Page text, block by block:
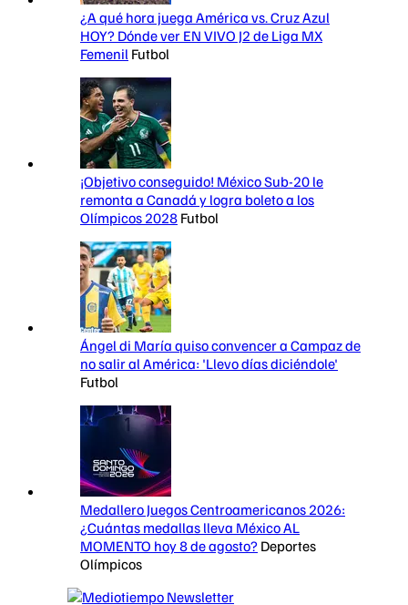
¿A qué hora juega América vs. Cruz Azul
HOY? Dónde ver EN VIVO J2 de Liga MX
Femenil Futbol
¡Objetivo conseguido! México Sub-20 le
remonta a Canadá y logra boleto a los
Olímpicos 2028 Futbol
Ángel di María quiso convencer a Campaz de
no salir al América: 'Llevo días diciéndole'
Futbol
Medallero Juegos Centroamericanos 2026:
¿Cuántas medallas lleva México AL
MOMENTO hoy 8 de agosto? Deportes
Olímpicos